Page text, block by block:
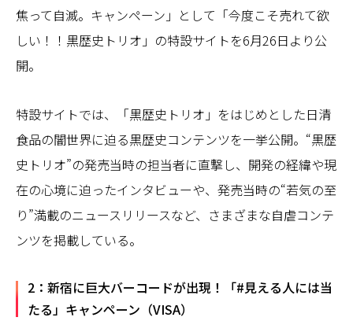
焦って自滅。キャンペーン」として「今度こそ売れて欲
しい！！黒歴史トリオ」の特設サイトを6月26日より公
開。
特設サイトでは、「黒歴史トリオ」をはじめとした日清
食品の闇世界に迫る黒歴史コンテンツを一挙公開。“黒歴
史トリオ”の発売当時の担当者に直撃し、開発の経緯や現
在の心境に迫ったインタビューや、発売当時の“若気の至
り”満載のニュースリリースなど、さまざまな自虐コンテ
ンツを掲載している。
2：新宿に巨大バーコードが出現！「#見える人には当
たる」キャンペーン（VISA）